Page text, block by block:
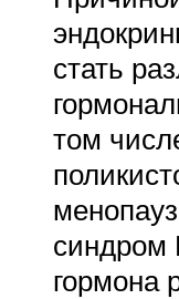
стать
том
синдром
гормона